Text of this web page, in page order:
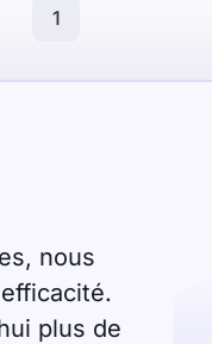
1
nous
plus de